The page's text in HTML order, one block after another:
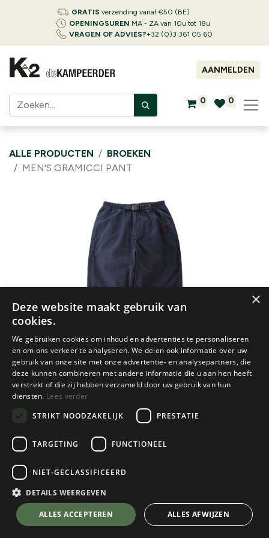
GRATIS verzending vanaf €50 (BE)
OPENINGSUREN MA - ZA van 10u tot 18u
VRAGEN OF ADVIES?+32 (0)3 361 05 60
AANMELDEN
0 0
ALLE PRODUCTEN
BROEKEN
MEN'S GRAMICCI PANT
Gramicci
Men's Gramicci Pant
Double Navy
Kies een maat
💬 Stel je vraag over dit product via WhatsApp
×
Deze website maakt gebruik van
cookies.
We gebruiken cookies om inhoud en advertenties te personaliseren
en om ons verkeer te analyseren. We delen ook informatie over uw
gebruik van onze site met onze advertentie- en analysepartners, die
deze kunnen combineren met andere informatie die u aan hen heeft
verstrekt of die zij hebben verzameld door uw gebruik van hun
diensten. Lees verder
STRIKT NOODZAKELIJK
PRESTATIE
TARGETING FUNCTIONEEL
NIET-GECLASSIFICEERD
DETAILS WEERGEVEN
ALLES ACCEPTEREN ALLES AFWIJZEN